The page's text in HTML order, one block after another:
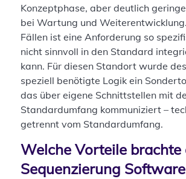
Konzeptphase, aber deutlich
bei Wartung und
Fällen ist eine Anforderung so
nicht sinnvoll in den Standard
kann. Für diesen Standort wurde
speziell benötigte Logik ein
das über eigene Schnittstellen mit
Standardumfang kommuniziert –
getrennt vom Standardumfang.
Welche Vorteile brachte
Sequenzierung